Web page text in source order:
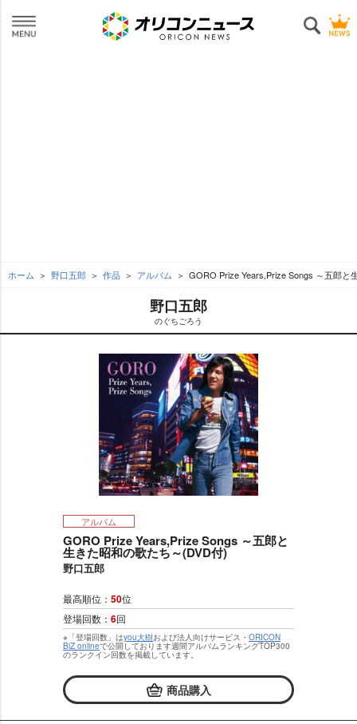
ホーム 野口五郎 作品 アルバム GORO Prize Years,Prize Songs ～五郎と
野口五郎
のぐちごろう
アルバム
GORO Prize Years,Prize Songs ～五郎と
生きた昭和の歌たち～(DVD付)
野口五郎
最高順位： 50位
登場回数： 6回
※「登場回数」はyou大樹および法人向けサービス・ ORICON
BiZ onlineで公開しております週間アルバムランキングTOP300
のランクイン回数を掲載しています。
商品購入